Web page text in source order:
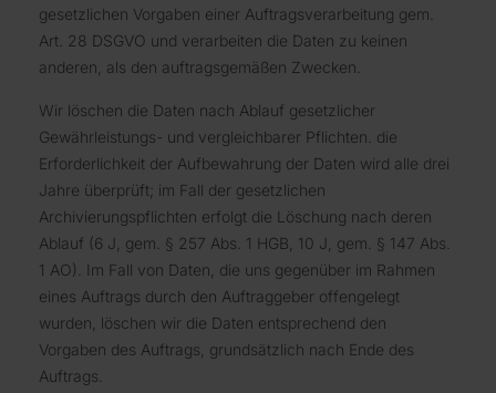
gesetzlichen Vorgaben einer Auftragsverarbeitung gem.
Art. 28 DSGVO und verarbeiten die Daten zu keinen
anderen, als den auftragsgemäßen Zwecken.
Wir löschen die Daten nach Ablauf gesetzlicher
Gewährleistungs- und vergleichbarer Pflichten. die
Erforderlichkeit der Aufbewahrung der Daten wird alle drei
Jahre überprüft; im Fall der gesetzlichen
Archivierungspflichten erfolgt die Löschung nach deren
Ablauf (6 J, gem. § 257 Abs. 1 HGB, 10 J, gem. § 147 Abs.
1 AO). Im Fall von Daten, die uns gegenüber im Rahmen
eines Auftrags durch den Auftraggeber offengelegt
wurden, löschen wir die Daten entsprechend den
Vorgaben des Auftrags, grundsätzlich nach Ende des
Auftrags.